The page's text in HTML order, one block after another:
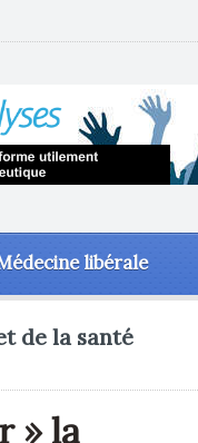
libérale
de la santé
» la